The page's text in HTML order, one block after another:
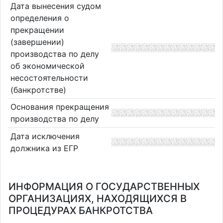
Дата вынесения судом
определения о
прекращении
(завершении)
производства по делу
об экономической
несостоятельности
(банкротстве)
Основания прекращения
производства по делу
Дата исключения
должника из ЕГР
ИНФОРМАЦИЯ О ГОСУДАРСТВЕННЫХ
ОРГАНИЗАЦИЯХ, НАХОДЯЩИХСЯ В
ПРОЦЕДУРАХ БАНКРОТСТВА